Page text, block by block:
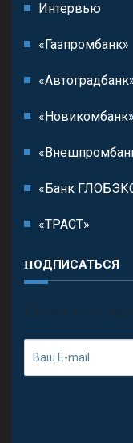
Интервью
«Газпромбанк»
«Новикомбанк»
«Банк
«ТРАСТ»
ПОДПИСАТЬСЯ
П олучить